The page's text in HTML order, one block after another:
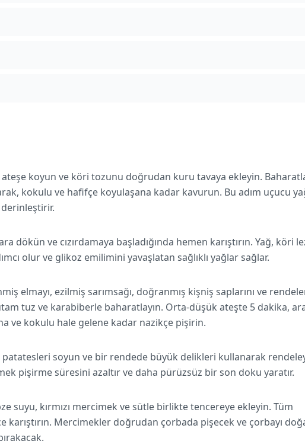
koyun ve köri tozunu doğrudan kuru tavaya ekleyin.
kokulu ve hafifçe koyulaşana kadar kavurun. Bu adım uçucu
dökün ve cızırdamaya başladığında hemen karıştırın. Yağ, köri
olur ve glikoz emilimini yavaşlatan sağlıklı yağlar sağlar.
elmayı, ezilmiş sarımsağı, doğranmış kişniş saplarını ve
tuz ve karabiberle baharatlayın. Orta-düşük ateşte 5 dakika,
ve kokulu hale gelene kadar nazikçe pişirin.
soyun ve bir rendede büyük delikleri kullanarak
pişirme süresini azaltır ve daha pürüzsüz bir son doku yaratır.
suyu, kırmızı mercimek ve sütle birlikte tencereye ekleyin. Tüm
Mercimekler doğrudan çorbada pişecek ve çorbayı